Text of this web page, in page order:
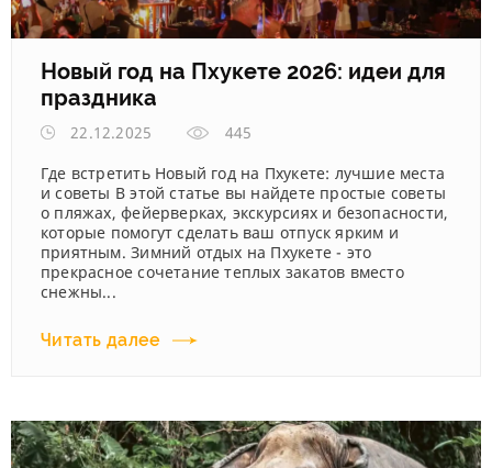
Новый год на Пхукете 2026: идеи для
праздника
22.12.2025
445
Где встретить Новый год на Пхукете: лучшие места
и советы В этой статье вы найдете простые советы
о пляжах, фейерверках, экскурсиях и безопасности,
которые помогут сделать ваш отпуск ярким и
приятным. Зимний отдых на Пхукете - это
прекрасное сочетание теплых закатов вместо
снежны...
Читать далее